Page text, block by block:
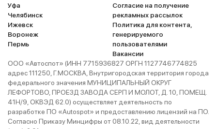
Уфа
Челябинск
Ижевск
Воронеж
Пермь
Согласие на получение
рекламных рассылок
Политика для контента,
генерируемого
пользователями
Вакансии
ООО «Автоспот» (ИНН 7715936827 ОРГН 1127746774825
адрес 111250, Г.МОСКВА, Внутригородская территория города
федерального значения МУНИЦИПАЛЬНЫЙ ОКРУГ
ЛЕФОРТОВО, ПРОЕЗД ЗАВОДА СЕРП И МОЛОТ, Д. 10, ПОМЕЩ.
41Н/9, ОКВЭД 62.0) осуществляет деятельность по
разработке ПО «Autospot» и предоставлению лицензий на ПО.
Согласно Приказу Минцифры от 08.10.22, вид деятельности